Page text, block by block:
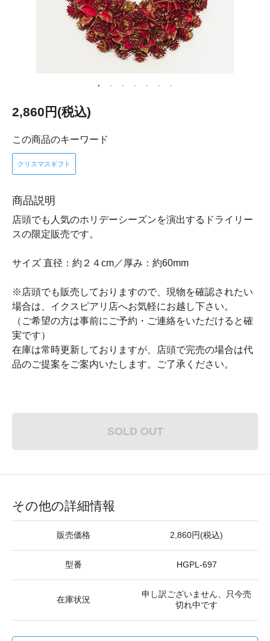
2,860円(税込)
この商品のキーワード
クリスマスギフト
商品説明
店頭でも人気のホリデーシーズンを演出するドライリー
スの限定販売です。
サイズ 直径：約２４cm／厚み：約60mm
※店頭でも販売しておりますので、現物を確認されたい
場合は、イクスピアリ店へお気軽にお越し下さい。
（ご希望の方は事前にご予約・ご連絡をいただけると確
実です）
在庫は常時更新しておりますが、店頭で完売の場合は代
品のご提案をご案内いたします。ご了承ください。
SOLD OUT
その他の詳細情報
販売価格 2,860円(税込)
型番 HGPL-697
在庫状況
申し訳ございません、只今売
切れ中です